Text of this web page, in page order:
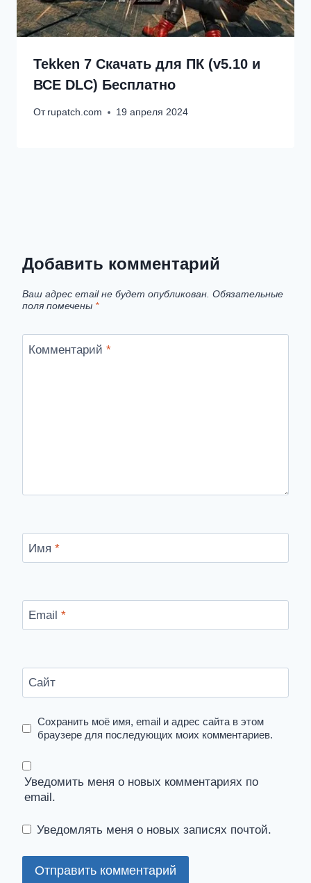
Tekken 7 Скачать для ПК (v5.10 и
ВСЕ DLC) Бесплатно
От rupatch.com 19 апреля 2024
Добавить комментарий
Ваш адрес email не будет опубликован. Обязательные
поля помечены *
Комментарий *
Имя *
Email *
Сайт
Сохранить моё имя, email и адрес сайта в этом
браузере для последующих моих комментариев.
Уведомить меня о новых комментариях по
email.
Уведомлять меня о новых записях почтой.